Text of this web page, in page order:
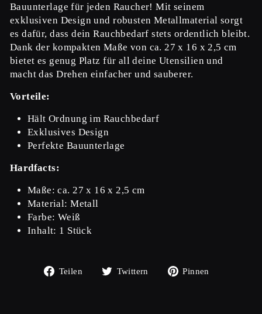
Bauunterlage für jeden Raucher! Mit seinem
exklusiven Design und robusten Metallmaterial sorgt
es dafür, dass dein Rauchbedarf stets ordentlich bleibt.
Dank der kompakten Maße von ca. 27 x 16 x 2,5 cm
bietet es genug Platz für all deine Utensilien und
macht das Drehen einfacher und sauberer.
Vorteile:
Hält Ordnung im Rauchbedarf
Exklusives Design
Perfekte Bauunterlage
Hardfacts:
Maße: ca. 27 x 16 x 2,5 cm
Material: Metall
Farbe: Weiß
Inhalt: 1 Stück
Teilen
Auf
Twittern
Auf
Pinnen